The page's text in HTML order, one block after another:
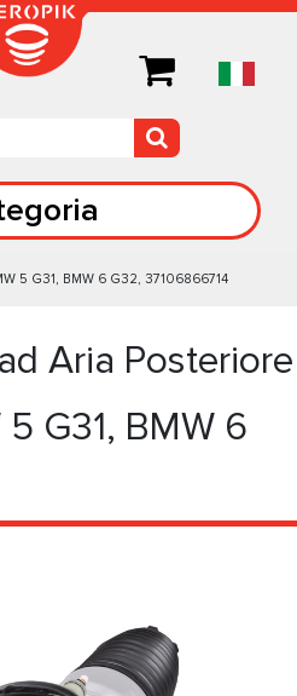
5 G31, BMW 6 G32, 37106866714
Aria Posteriore
G31, BMW 6